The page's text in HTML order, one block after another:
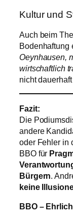
Kultur und
Auch beim
Bodenhaftung
Oeynhausen,
wirtschaftlich
nicht
Fazit:
Die
andere
oder Fehler in
BBO für
Bürgern.
keine
BBO –